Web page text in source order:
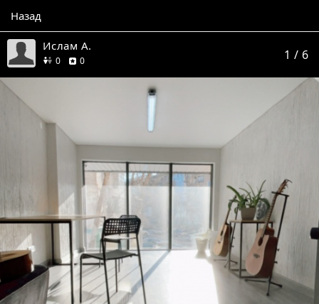
Назад
Ислам А.
0друзей
0отзывов 1 / 6